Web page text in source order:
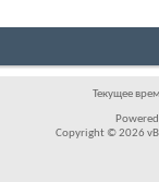
Текущее
Copyright © 2026